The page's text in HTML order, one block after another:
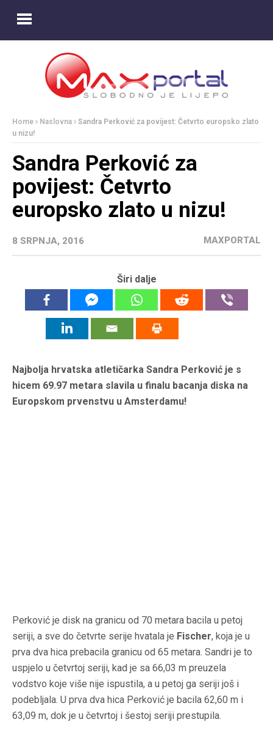
Home Naslovna
Sandra Perković za povijest: Četvrto europsko zlato
u nizu!
Sandra Perković za
povijest: Četvrto
europsko zlato u nizu!
8 SRPNJA, 2016 MAXPORTAL
Širi dalje
Najbolja hrvatska atletičarka Sandra Perković je s
hicem 69.97 metara slavila u finalu bacanja diska na
Europskom prvenstvu u Amsterdamu!
Perković je disk na granicu od 70 metara bacila u petoj
seriji, a sve do četvrte serije hvatala je Fischer, koja je u
prva dva hica prebacila granicu od 65 metara. Sandri je to
uspjelo u četvrtoj seriji, kad je sa 66,03 m preuzela
vodstvo koje više nije ispustila, a u petoj ga seriji još i
podebljala. U prva dva hica Perković je bacila 62,60 m i
63,09 m, dok je u četvrtoj i šestoj seriji prestupila.